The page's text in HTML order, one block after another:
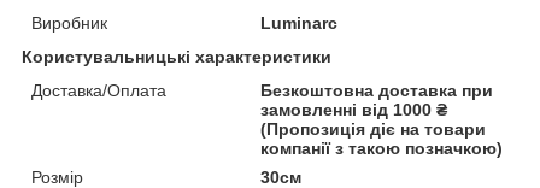
Виробник
Luminarc
Користувальницькі характеристики
Доставка/Оплата
Безкоштовна доставка при
замовленні від 1000 ₴
(Пропозиція діє на товари
компанії з такою позначкою)
Розмір
30см